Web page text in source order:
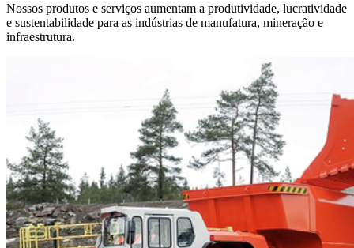
Nossos produtos e serviços aumentam a produtividade, lucratividade
e sustentabilidade para as indústrias de manufatura, mineração e
infraestrutura.